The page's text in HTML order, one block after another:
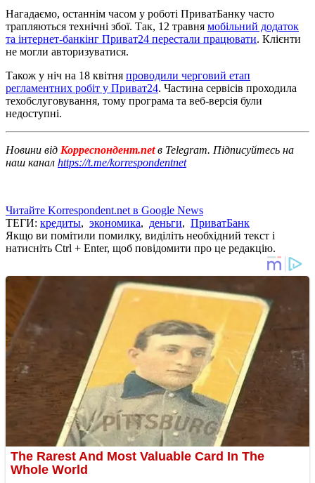
Нагадаємо, останнім часом у роботі ПриватБанку часто
трапляються технічні збої. Так, 12 травня мобільний додаток
та інтернет-банкінг Приват24 перестали працювати. Клієнти
не могли авторизуватися.
Також у ніч на 18 квітня проводили черговий етап
регламентних робіт у Приват24. Частина сервісів проходила
техобслуговування, тому програма та веб-версія були
недоступні.
Новини від Корреспондент.netв Telegram. Підписуйтесь на
наш канал https://t.me/korrespondentnet
Читайте Korrespondent.net в Google News
ТЕГИ: кредиты, экономика, деньги, ПриватБанк
Якщо ви помітили помилку, виділіть необхідний текст і
натисніть Ctrl + Enter, щоб повідомити про це редакцію.